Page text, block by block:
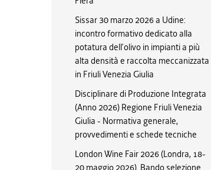
Sissar 30 marzo 2026 a Udine:
incontro formativo dedicato alla
potatura dell’olivo in impianti a più
alta densità e raccolta meccanizzata
in Friuli Venezia Giulia
Disciplinare di Produzione Integrata
(Anno 2026) Regione Friuli Venezia
Giulia - Normativa generale,
provvedimenti e schede tecniche
London Wine Fair 2026 (Londra, 18-
20 maggio 2026). Bando selezione